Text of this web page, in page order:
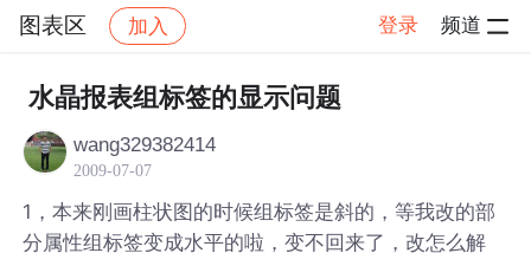
图表区 加入 登录 频道
社区 图表区 帖子详情
水晶报表组标签的显示问题
wang329382414
2009-07-07
1，本来刚画柱状图的时候组标签是斜的，等我改的部
分属性组标签变成水平的啦，变不回来了，改怎么解